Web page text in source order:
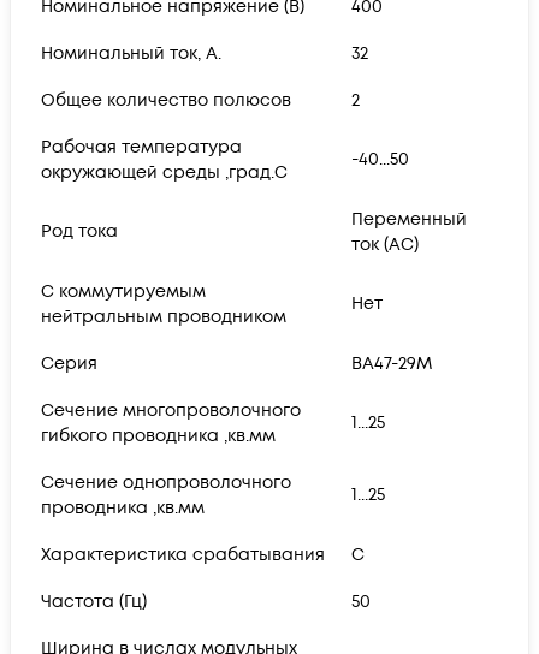
Номинальное напряжение (В) 400
Номинальный ток, А. 32
Общее количество полюсов 2
Рабочая температура
окружающей среды ,град.C
-40...50
Род тока
Переменный
ток (AC)
С коммутируемым
нейтральным проводником
Нет
Серия ВА47-29M
Сечение многопроволочного
гибкого проводника ,кв.мм
1...25
Сечение однопроволочного
проводника ,кв.мм
1...25
Характеристика срабатывания C
Частота (Гц) 50
Ширина в числах модульных